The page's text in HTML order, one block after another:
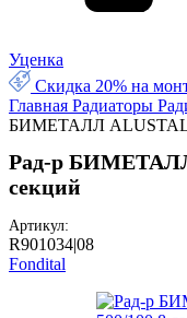
Уценка
Скидка 20% на
Главная Радиаторы
БИМЕТАЛЛ ALUSTAL
Рад-р БИМЕТАЛЛ
секций
Артикул:
R901034|08
Fondital